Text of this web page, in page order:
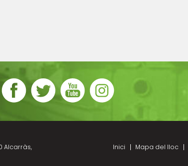
Alcarràs,
Inici Mapa del lloc